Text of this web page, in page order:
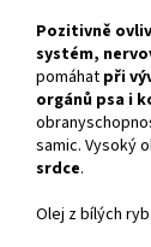
Pozitivně
systém,
pomáhat při
orgánů psa i
samic. Vysoký
srdce.
Olej z bílých